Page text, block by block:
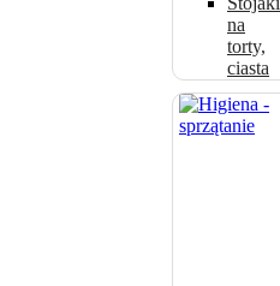
na
torty,
ciasta